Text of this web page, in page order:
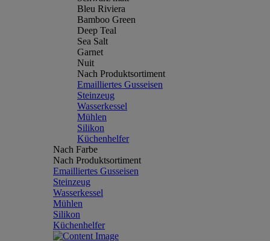
Bleu Riviera
Bamboo Green
Deep Teal
Sea Salt
Garnet
Nuit
Nach Produktsortiment
Emailliertes Gusseisen
Steinzeug
Wasserkessel
Mühlen
Silikon
Küchenhelfer
Nach Farbe
Nach Produktsortiment
Emailliertes Gusseisen
Steinzeug
Wasserkessel
Mühlen
Silikon
Küchenhelfer